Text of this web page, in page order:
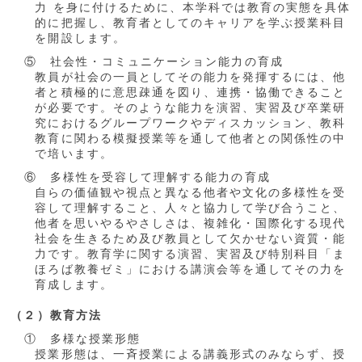
力 を身に付けるために、本学科では教育の実態を具体
的に把握し、教育者としてのキャリアを学ぶ授業科目
を開設します。
⑤ 社会性・コミュニケーション能力の育成
教員が社会の一員としてその能力を発揮するには、他
者と積極的に意思疎通を図り、連携・協働できること
が必要です。そのような能力を演習、実習及び卒業研
究におけるグループワークやディスカッション、教科
教育に関わる模擬授業等を通して他者との関係性の中
で培います。
⑥ 多様性を受容して理解する能力の育成
自らの価値観や視点と異なる他者や文化の多様性を受
容して理解すること、人々と協力して学び合うこと、
他者を思いやるやさしさは、複雑化・国際化する現代
社会を生きるため及び教員として欠かせない資質・能
力です。教育学に関する演習、実習及び特別科目「ま
ほろば教養ゼミ」における講演会等を通してその力を
育成します。
（２）教育方法
① 多様な授業形態
授業形態は、一斉授業による講義形式のみならず、授